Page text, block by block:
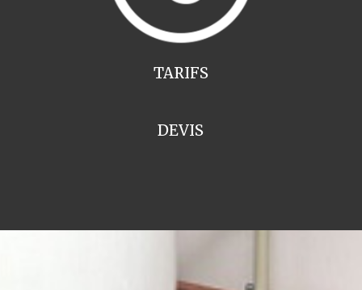
TARIFS
DEVIS